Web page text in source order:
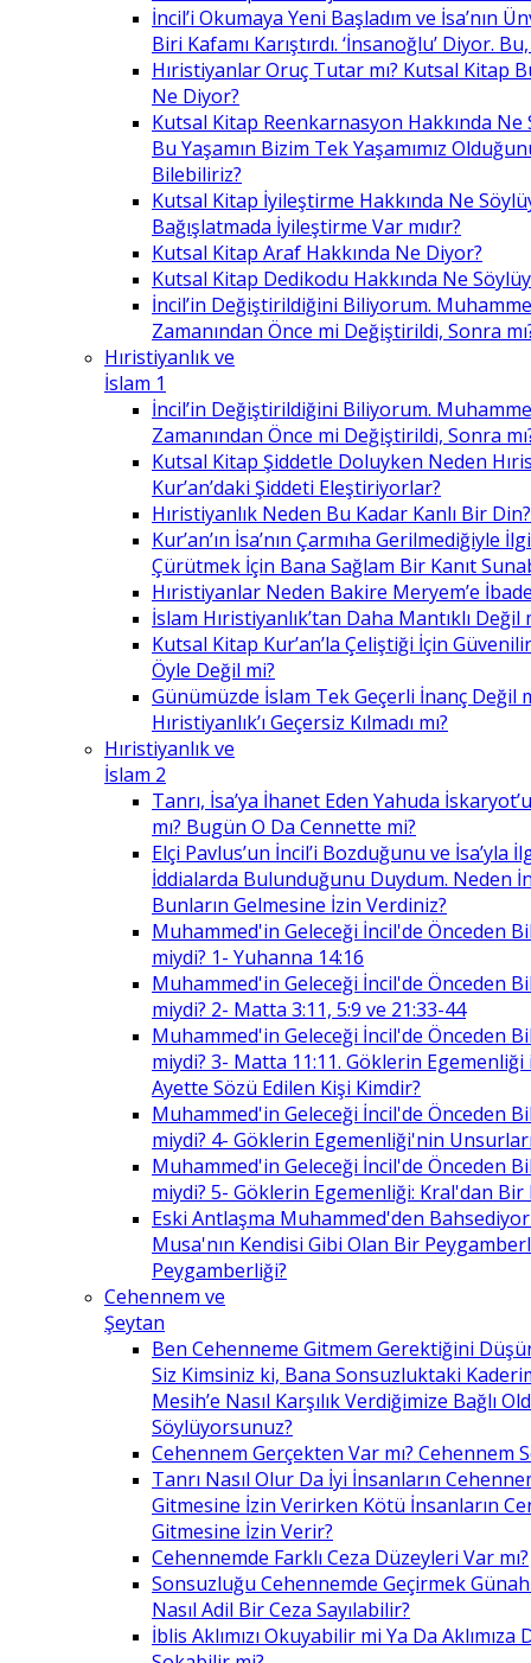
İncil’i Okumaya Yeni Başladım ve İsa’nın
Biri Kafamı Karıştırdı. ‘İnsanoğlu’ Diyor.
Hıristiyanlar Oruç Tutar mı? Kutsal Kitap
Ne Diyor?
Kutsal Kitap Reenkarnasyon Hakkında Ne
Bu Yaşamın Bizim Tek Yaşamımız
Bilebiliriz?
Kutsal Kitap İyileştirme Hakkında Ne
Bağışlatmada İyileştirme Var mıdır?
Kutsal Kitap Araf Hakkında Ne Diyor?
Kutsal Kitap Dedikodu Hakkında Ne
İncil’in Değiştirildiğini Biliyorum.
Zamanından Önce mi Değiştirildi, Sonra
Hıristiyanlık ve
İslam 1
İncil’in Değiştirildiğini Biliyorum.
Zamanından Önce mi Değiştirildi, Sonra
Kutsal Kitap Şiddetle Doluyken Neden
Kur’an’daki Şiddeti Eleştiriyorlar?
Hıristiyanlık Neden Bu Kadar Kanlı Bir Din?
Kur’an’ın İsa’nın Çarmıha Gerilmediğiyle
Çürütmek İçin Bana Sağlam Bir Kanıt
Hıristiyanlar Neden Bakire Meryem’e
İslam Hıristiyanlık’tan Daha Mantıklı Değil
Kutsal Kitap Kur’an’la Çeliştiği İçin
Öyle Değil mi?
Günümüzde İslam Tek Geçerli İnanç Değil
Hıristiyanlık’ı Geçersiz Kılmadı mı?
Hıristiyanlık ve
İslam 2
Tanrı, İsa’ya İhanet Eden Yahuda
mı? Bugün O Da Cennette mi?
Elçi Pavlus’un İncil’i Bozduğunu ve İsa’yla
İddialarda Bulunduğunu Duydum. Neden
Bunların Gelmesine İzin Verdiniz?
Muhammed'in Geleceği İncil'de Önceden
miydi? 1- Yuhanna 14:16
Muhammed'in Geleceği İncil'de Önceden
miydi? 2- Matta 3:11, 5:9 ve 21:33-44
Muhammed'in Geleceği İncil'de Önceden
miydi? 3- Matta 11:11. Göklerin
Ayette Sözü Edilen Kişi Kimdir?
Muhammed'in Geleceği İncil'de Önceden
miydi? 4- Göklerin Egemenliği'nin
Muhammed'in Geleceği İncil'de Önceden
miydi? 5- Göklerin Egemenliği: Kral'dan Bir
Eski Antlaşma Muhammed'den Bahsediyor
Musa'nın Kendisi Gibi Olan Bir
Peygamberliği?
Cehennem ve
Şeytan
Ben Cehenneme Gitmem Gerektiğini
Siz Kimsiniz ki, Bana Sonsuzluktaki
Mesih’e Nasıl Karşılık Verdiğimize Bağlı
Söylüyorsunuz?
Cehennem Gerçekten Var mı? Cehennem
Tanrı Nasıl Olur Da İyi İnsanların
Gitmesine İzin Verirken Kötü İnsanların
Gitmesine İzin Verir?
Cehennemde Farklı Ceza Düzeyleri Var mı?
Sonsuzluğu Cehennemde Geçirmek
Nasıl Adil Bir Ceza Sayılabilir?
İblis Aklımızı Okuyabilir mi Ya Da Aklımıza